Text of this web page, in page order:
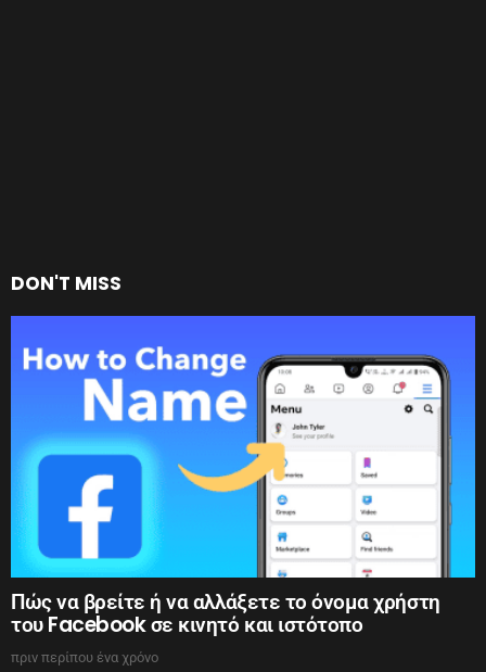
DON'T MISS
Πώς να βρείτε ή να αλλάξετε το όνομα χρήστη
του Facebook σε κινητό και ιστότοπο
πριν περίπου ένα χρόνο